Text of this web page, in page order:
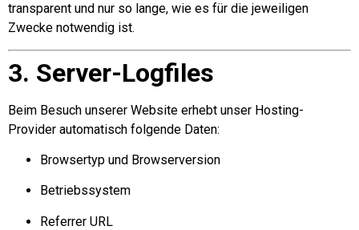
transparent und nur so lange, wie es für die jeweiligen
Zwecke notwendig ist.
3. Server-Logfiles
Beim Besuch unserer Website erhebt unser Hosting-
Provider automatisch folgende Daten:
Browsertyp und Browserversion
Betriebssystem
Referrer URL